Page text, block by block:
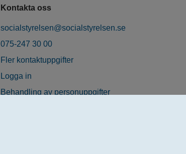
Kontakta oss
socialstyrelsen@socialstyrelsen.se
075-247 30 00
Fler kontaktuppgifter
Logga in
Behandling av personuppgifter